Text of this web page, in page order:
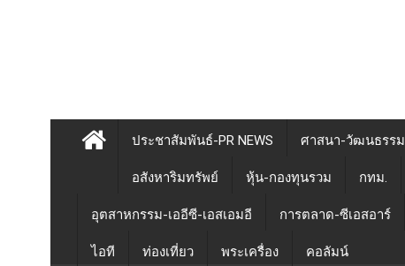
ประชาสัมพันธ์-PR NEWS ศาสนา-วัฒนธรรม
อสังหาริมทรัพย์ หุ้น-กองทุนรวม กทม.
อุตสาหกรรม-เออีซี-เอสเอมอี การตลาด-ซีเอสอาร์
ไอที ท่องเที่ยว พระเครื่อง คอลัมน์